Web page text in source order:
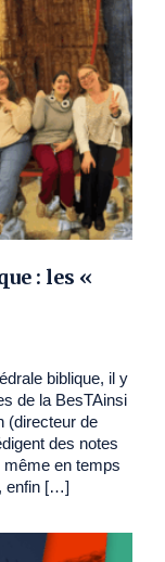
: les «
biblique, il y
de la BesTAinsi
(directeur de
des notes
même en temps
enfin […]